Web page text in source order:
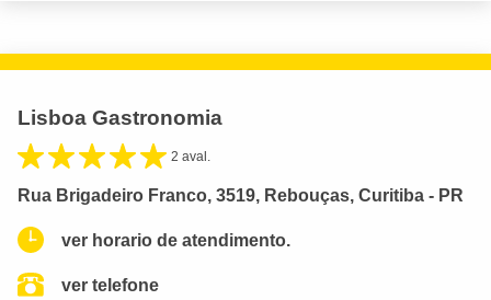
Lisboa Gastronomia
2 aval.
Rua Brigadeiro Franco, 3519, Rebouças, Curitiba - PR
ver horario de atendimento.
ver telefone